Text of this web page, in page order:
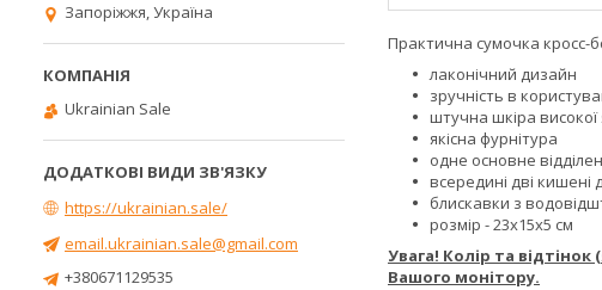
Практична сумочка кросс-
лаконічний дизайн
зручність в
штучна шкіра високої
якісна фурнітура
одне основне
всередині дві кишені
блискавки з
розмір - 23х15х5 см
Увага! Колір та
Вашого монітору.
Запоріжжя, Україна
Ukrainian Sale
https://ukrainian.sale/
email.ukrainian.sale@gmail.com
+380671129535